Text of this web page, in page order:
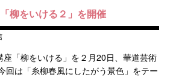
柳をいける２」を開催
「柳をいける」を２月20日、華道芸術
回は「糸柳春風にしたがう景色」をテー